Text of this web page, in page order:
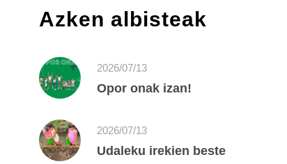
Azken albisteak
2026/07/13
Opor onak izan!
2026/07/13
Udaleku irekien beste